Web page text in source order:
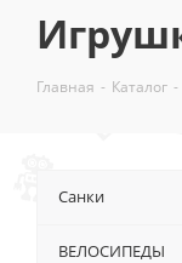
Главная - Каталог -
Санки
ВЕЛОСИПЕДЫ